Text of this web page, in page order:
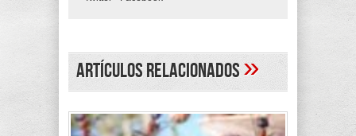
Artículos Relacionados»